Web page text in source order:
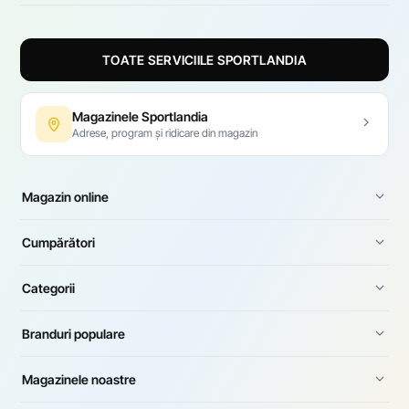
TOATE SERVICIILE SPORTLANDIA
Magazinele Sportlandia
Adrese, program și ridicare din magazin
Magazin online
Cumpărători
Categorii
Branduri populare
Magazinele noastre